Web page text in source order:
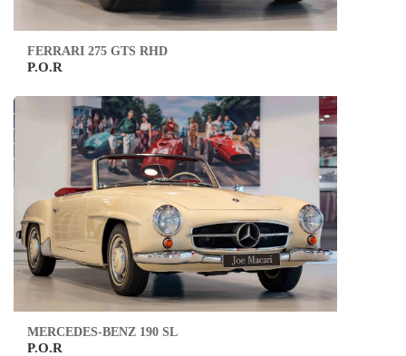
FERRARI 275 GTS RHD
P.O.R
MERCEDES-BENZ 190 SL
P.O.R